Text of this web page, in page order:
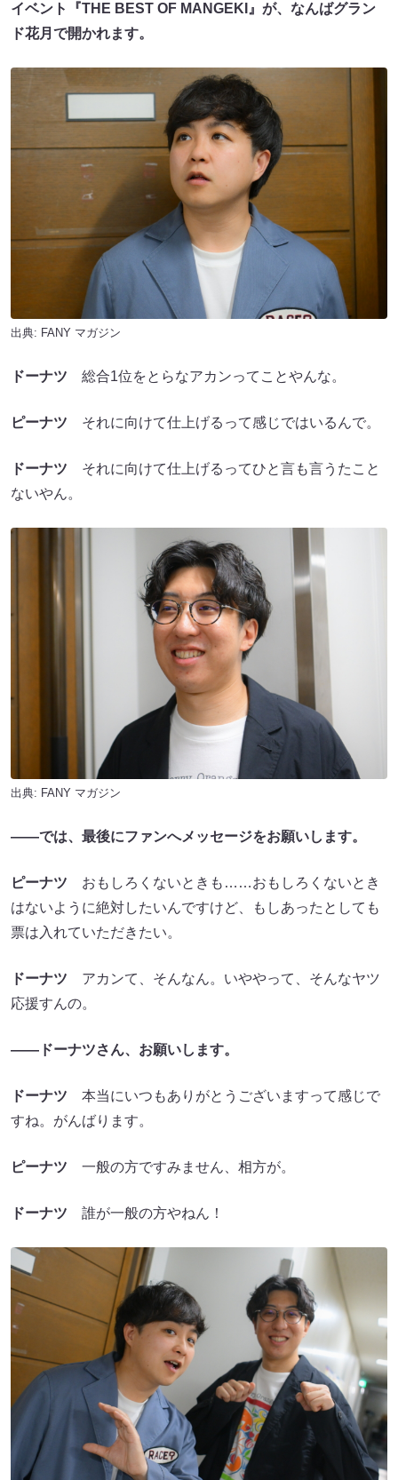
イベント『THE BEST OF MANGEKI』が、なんばグラン
ド花月で開かれます。
出典: FANY マガジン
ドーナツ 総合1位をとらなアカンってことやんな。
ピーナツ それに向けて仕上げるって感じではいるんで。
ドーナツ それに向けて仕上げるってひと言も言うたこと
ないやん。
出典: FANY マガジン
――では、最後にファンへメッセージをお願いします。
ピーナツ おもしろくないときも……おもしろくないとき
はないように絶対したいんですけど、もしあったとしても
票は入れていただきたい。
ドーナツ アカンて、そんなん。いややって、そんなヤツ
応援すんの。
――ドーナツさん、お願いします。
ドーナツ 本当にいつもありがとうございますって感じで
すね。がんばります。
ピーナツ 一般の方ですみません、相方が。
ドーナツ 誰が一般の方やねん！